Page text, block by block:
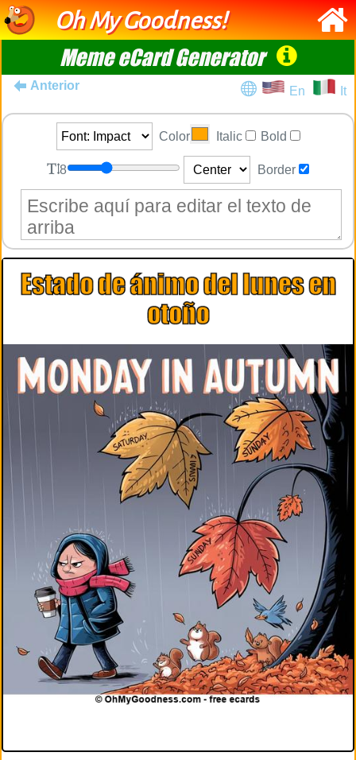
Oh My Goodness!
Meme eCard Generator
Anterior En It
Color Italic Bold
8 Border